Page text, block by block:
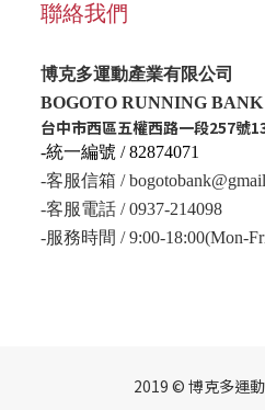
聯絡我們
博克多運動產業有限公司
BOGOTO RUNNING BANK
台中市西區五權西路一段257號
-統一編號 / 82874071
-客服信箱 /
-客服電話 / 0937-214098
-服務時間 / 9:00-18:00(Mon-
2019 © 博克多運